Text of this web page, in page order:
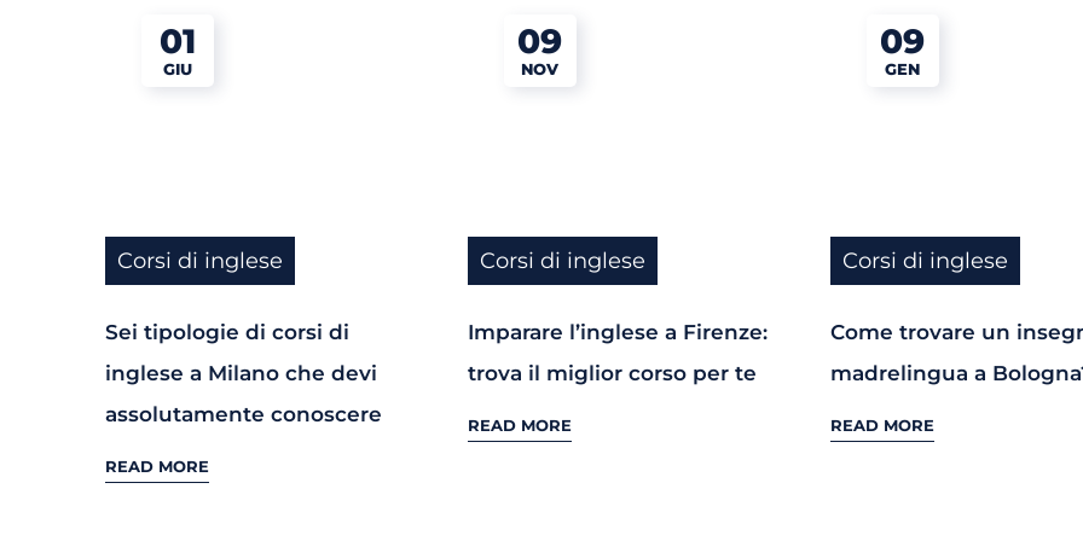
01
GIU
Corsi di inglese
Sei tipologie di corsi di
inglese a Milano che devi
assolutamente conoscere
READ MORE
09
NOV
Corsi di inglese
Imparare l’inglese a Firenze:
trova il miglior corso per te
READ MORE
09
GEN
Corsi di inglese
Come trovare un
madrelingua a
READ MORE